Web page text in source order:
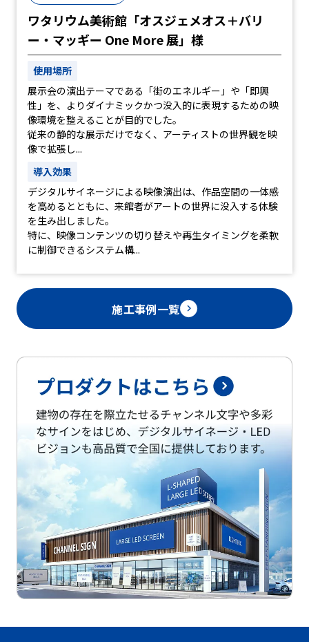
施工事例一覧
ワタリウム美術館「オスジェメオス＋バリ
ー・マッギー One More 展」様
使用場所
展示会の演出テーマである「街のエネルギー」や「即興
性」を、よりダイナミックかつ没入的に表現するための映
像環境を整えることが目的でした。
従来の静的な展示だけでなく、アーティストの世界観を映
像で拡張し...
導入効果
デジタルサイネージによる映像演出は、作品空間の一体感
を高めるとともに、来館者がアートの世界に没入する体験
を生み出しました。
特に、映像コンテンツの切り替えや再生タイミングを柔軟
に制御できるシステム構...